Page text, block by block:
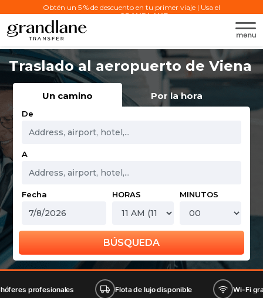
Obtén un 5 % de descuento en tu primer viaje | Usa el
código:GRANDLANE
Traslado al aeropuerto de Viena
Un camino Por la hora
De
A
Fecha HORAS MINUTOS
BÚSQUEDA
Flota de lujo disponible Wi-Fi gratis a